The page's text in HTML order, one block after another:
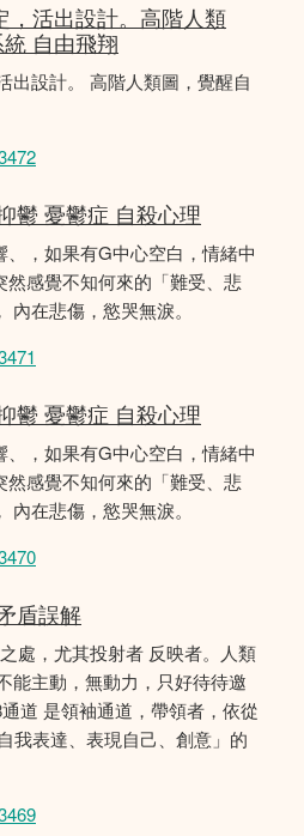
，活出設計。高階人類
自由飛翔
出設計。 高階人類圖，覺醒自
鬱 憂鬱症 自殺心理
、，如果有G中心空白，情緒中
感覺不知何來的「難受、悲
在悲傷，慾哭無淚。
鬱 憂鬱症 自殺心理
、，如果有G中心空白，情緒中
感覺不知何來的「難受、悲
在悲傷，慾哭無淚。
盾誤解
處，尤其投射者 反映者。人類
能主動，無動力，只好待待邀
道 是領袖通道，帶領者，依從
我表達、表現自己、創意」的